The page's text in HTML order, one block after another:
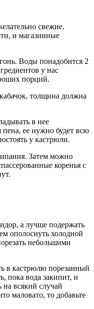
свежие.
и магазинные
Воды понадобится 2
у нас
порций.
толщина должна
в нее
пена, ее нужно будет всю
у кастрюли.
Затем можно
коренья с
а лучше подержать
ополоснуть холодной
небольшими
в кастрюлю порезанный
пока вода закипит, и
всякий случай
маловато, то добавьте